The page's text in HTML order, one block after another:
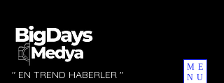
ME
NU
" EN TREND HABERLER "